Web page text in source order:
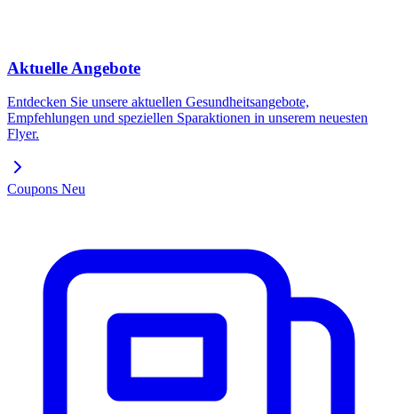
Aktuelle Angebote
Entdecken Sie unsere aktuellen Gesundheitsangebote,
Empfehlungen und speziellen Sparaktionen in unserem neuesten
Flyer.
Coupons Neu